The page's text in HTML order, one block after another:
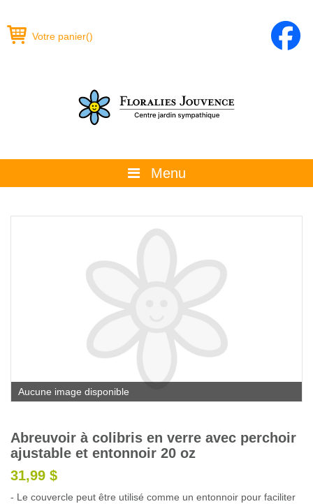
Votre panier()
Menu
La boutique
Promotions et évènements
Calendrier horticole
Emplois
Service à la clientèle
Nous joindre
Aucune image disponible
Abreuvoir à colibris en verre avec perchoir
ajustable et entonnoir 20 oz
31,99 $
- Le couvercle peut être utilisé comme un entonnoir pour faciliter